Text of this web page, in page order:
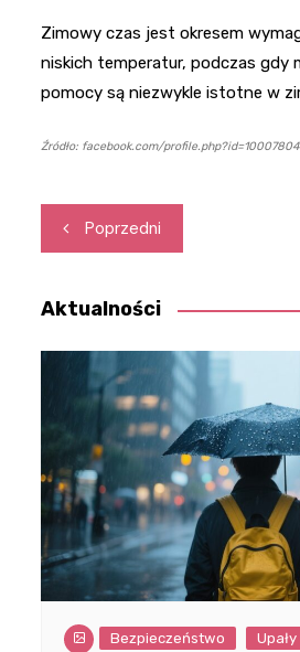
Zimowy czas jest okresem
niskich temperatur, podczas gdy
pomocy są niezwykle istotne w
Źródło: facebook.com/
Nawigacja
wpisu
Poprzedni
Aktualności
Bezpieczeństwo Upały